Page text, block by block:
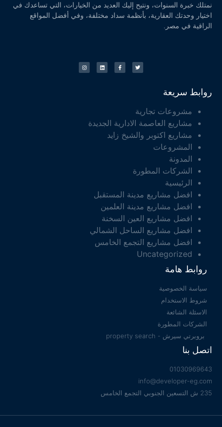
نمتلك خبرة السنوات، ونتيح إليك العديد من الخيارات، التي تساعدك في
اختيار وحدتك العقارية، بأنظمة سداد مختلفة، وفي أفضل المواقع
الراقية في مصر.
روابط سريعة
مشروعات تجارية
مشاريع العاصمة الادارية الجديدة
مشاريع اكتوبر والشيخ زايد
المشروعات
المدونة
الشركات المطورة
الرئيسية
افضل مشاريع مدينة المستقبل
افضل مشاريع مدينة العلمين
افضل مشاريع العين السخنة
افضل مشاريع الساحل الشمالي
افضل مشاريع التجمع الخامس
Uncategorized
روابط هامة
سياسة الخصوصية
شروط الاستخدام
الاسئلة الشائعة
الشركات المطورة
بروبرتي سيرش - property search
اتصل بنا
01030969643
info@developer-eg.com
235 ش التسعين الجنوبي التجمع الخامس